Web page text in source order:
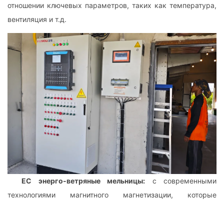
отношении ключевых параметров, таких как температура,
вентиляция и т.д.
EC энерго-ветряные мельницы: с современными
технологиями магнитного магнетизации, которые